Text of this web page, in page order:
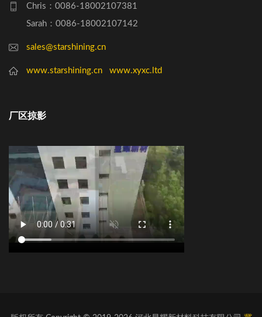
Chris：0086-18002107381
Sarah：0086-18002107142
sales@starshining.cn
www.starshining.cn www.xyxc.ltd
厂区掠影